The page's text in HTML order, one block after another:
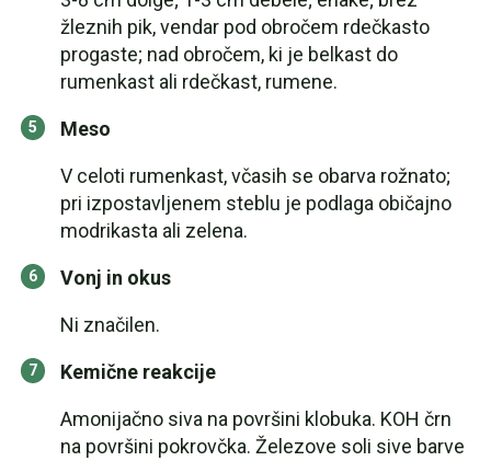
žleznih pik, vendar pod obročem rdečkasto
progaste; nad obročem, ki je belkast do
rumenkast ali rdečkast, rumene.
Meso
V celoti rumenkast, včasih se obarva rožnato;
pri izpostavljenem steblu je podlaga običajno
modrikasta ali zelena.
Vonj in okus
Ni značilen.
Kemične reakcije
Amonijačno siva na površini klobuka. KOH črn
na površini pokrovčka. Železove soli sive barve